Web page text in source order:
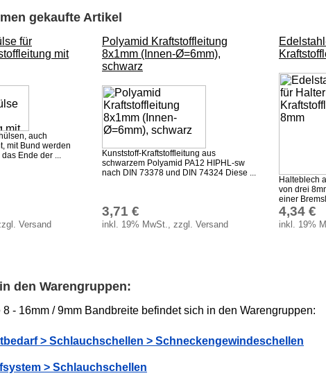
gekaufte Artikel
für
mit
auch
mit Bund werden
Ende der ...
Versand
Polyamid Kraftstoffleitung
8x1mm (Innen-Ø=6mm),
schwarz
Kunststoff-Kraftstoffleitung aus
schwarzem Polyamid PA12 HIPHL-sw
nach DIN 73378 und DIN 74324 Diese ...
3,71 €
inkl. 19% MwSt., zzgl. Versand
Halteblech
von drei
einer
4,34 €
inkl. 19%
den Warengruppen:
- 16mm / 9mm Bandbreite befindet sich in den Warengruppen:
> Schlauchschellen > Schneckengewindeschellen
> Schlauchschellen